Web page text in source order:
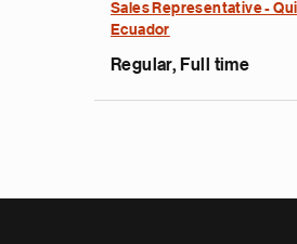
Sales Representative -
Ecuador
Regular, Full time